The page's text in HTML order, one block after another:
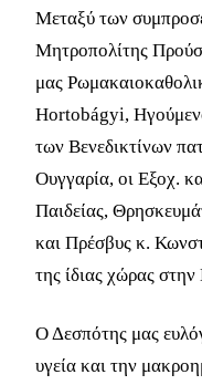
Μεταξύ των
Μητροπολίτης
μας
Hortobágyi,
των Βενεδικτίνων
Ουγγαρία, οι Εξοχ.
Παιδείας,
και Πρέσβυς κ.
της ίδιας χώρας
Ο Δεσπότης μας
υγεία και την